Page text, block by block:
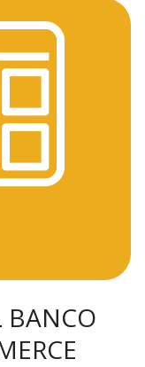
BANCO